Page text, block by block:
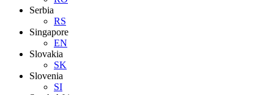
Serbia
RS
Singapore
EN
Slovakia
SK
Slovenia
SI